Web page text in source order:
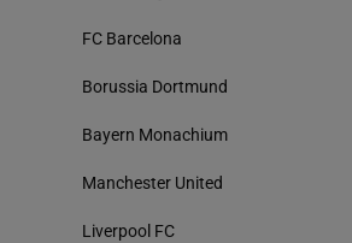
FC Barcelona
Borussia Dortmund
Bayern Monachium
Manchester United
Liverpool FC